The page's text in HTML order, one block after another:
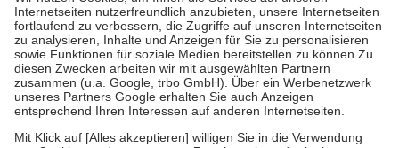
Kosten der Leistung zu entrichten.
Diese Regeln gelten grundsätzlich auch für Online-Apotheken.
Bei Heilmitteln und häuslicher Krankenpflege beträgt die
Zuzahlung zehn Prozent der Kosten sowie zehn Euro je
Verordnung.
Um das Engagement der Versicherten für ihre eigene Gesundheit zu
stärken und die besondere Stellung der Familie zu unterstützen,
fallenkeine Zuzahlungenan bei: